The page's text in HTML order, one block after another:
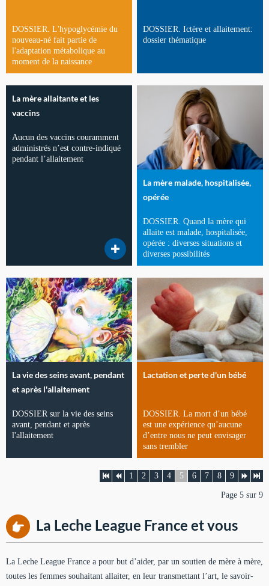
DOSSIER. L'hypoglycémie du
nouveau-né fait partie de
l'adaptation métabolique au
moment de la naissance
DOSSIER. Ictère et allaitement:
dossier thématique
La mère allaitante et les
vaccins
Aucun des vaccins couramment
administrés n’est contre-indiqué
pendant l’allaitement
La mère malade, hospitalisée,
opérée
DOSSIER. Quand la mère qui
allaite est malade, hospitalisée,
opérée : diverses situations et
diverses possibilités
La vie des seins avant, pendant
et après l'allaitement
DOSSIER sur la vie des seins
avant, pendant et après
l'allaitement
Lactation et perte d'un bébé
DOSSIER. La mort d’un bébé
est une expérience qu’aucune
d’entre nous ne peut envisager
sans trembler
1 2 3 4 5 6 7 8 9
Page 5 sur 9
La Leche League France et vous
La Leche League France a pour but d’aider, par un soutien de mère à mère,
toutes les femmes souhaitant allaiter, en leur transmettant l’art, le savoir-